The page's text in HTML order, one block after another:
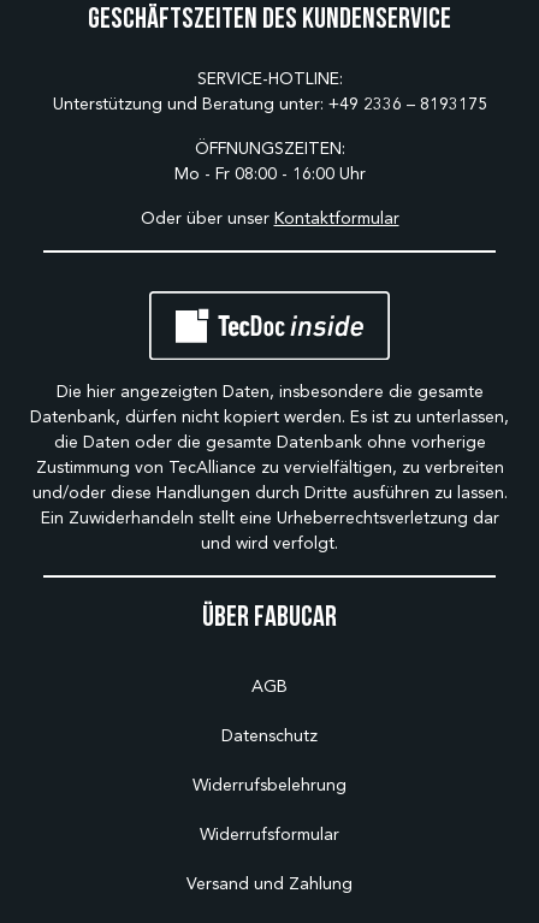
Über Fabucar
AGB
Datenschutz
Widerrufsbelehrung
Widerrufsformular
Versand und Zahlung
Geschäftszeiten des Kundenservice
SERVICE-HOTLINE:
Unterstützung und Beratung unter: +49 2336 – 8193175
ÖFFNUNGSZEITEN:
Mo - Fr 08:00 - 16:00 Uhr
Oder über unser Kontaktformular
Die hier angezeigten Daten, insbesondere die gesamte
Datenbank, dürfen nicht kopiert werden. Es ist zu unterlassen,
die Daten oder die gesamte Datenbank ohne vorherige
Zustimmung von TecAlliance zu vervielfältigen, zu verbreiten
und/oder diese Handlungen durch Dritte ausführen zu lassen.
Ein Zuwiderhandeln stellt eine Urheberrechtsverletzung dar
und wird verfolgt.